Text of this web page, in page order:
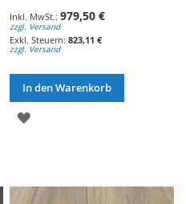
979,50 €
zzgl. Versand
823,11 €
zzgl. Versand
In den Warenkorb
ZUR